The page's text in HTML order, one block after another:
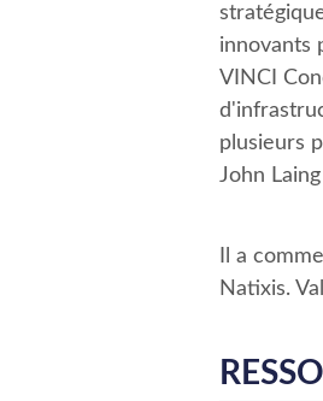
innovants
VINCI
plusieurs
John
Il a
Natixis.